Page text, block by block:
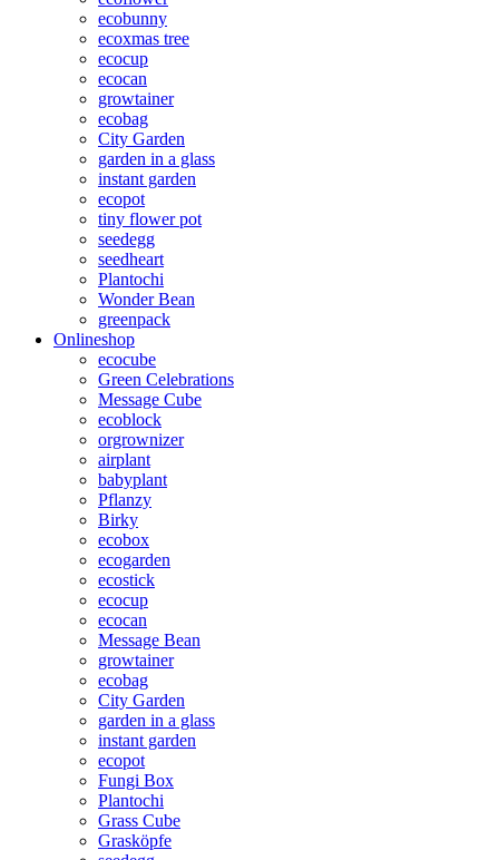
ecobunny
ecoxmas tree
ecocup
ecocan
growtainer
ecobag
City Garden
garden in a glass
instant garden
ecopot
tiny flower pot
seedegg
seedheart
Plantochi
Wonder Bean
greenpack
Onlineshop
ecocube
Green Celebrations
Message Cube
ecoblock
orgrownizer
airplant
babyplant
Pflanzy
Birky
ecobox
ecogarden
ecostick
ecocup
ecocan
Message Bean
growtainer
ecobag
City Garden
garden in a glass
instant garden
ecopot
Fungi Box
Plantochi
Grass Cube
Grasköpfe